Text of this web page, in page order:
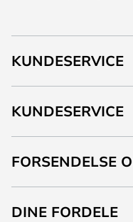
KUNDESERVICE
KUNDESERVICE
FORSENDELSE
DINE FORDELE